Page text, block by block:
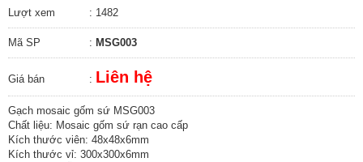
Lượt xem : 1482
Mã SP : MSG003
Giá bán : Liên hệ
Gạch mosaic gốm sứ MSG003
Chất liệu: Mosaic gốm sứ rạn cao cấp
Kích thước viên: 48x48x6mm
Kích thước vỉ: 300x300x6mm